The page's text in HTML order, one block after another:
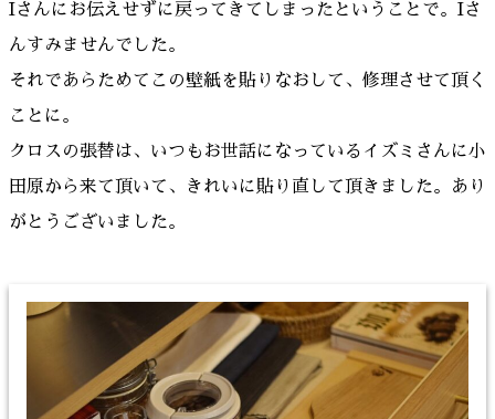
Iさんにお伝えせずに戻ってきてしまったということで。Iさ
んすみませんでした。
それであらためてこの壁紙を貼りなおして、修理させて頂く
ことに。
クロスの張替は、いつもお世話になっているイズミさんに小
田原から来て頂いて、きれいに貼り直して頂きました。あり
がとうございました。